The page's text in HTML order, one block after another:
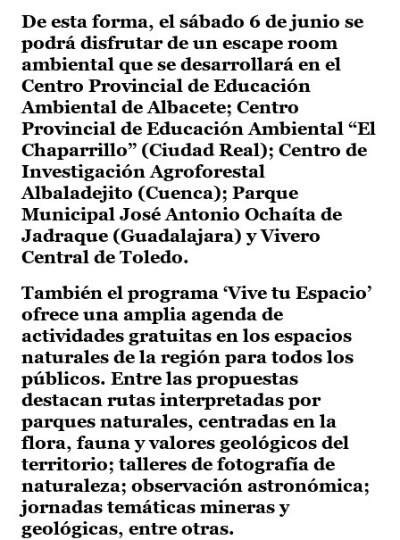
De esta forma, el sábado 6 de junio se
podrá disfrutar de un escape room
ambiental que se desarrollará en el
Centro Provincial de Educación
Ambiental de Albacete; Centro
Provincial de Educación Ambiental “El
Chaparrillo” (Ciudad Real); Centro de
Investigación Agroforestal
Albaladejito (Cuenca); Parque
Municipal José Antonio Ochaíta de
Jadraque (Guadalajara) y Vivero
Central de Toledo.
También el programa ‘Vive tu Espacio’
ofrece una amplia agenda de
actividades gratuitas en los espacios
naturales de la región para todos los
públicos. Entre las propuestas
destacan rutas interpretadas por
parques naturales, centradas en la
flora, fauna y valores geológicos del
territorio; talleres de fotografía de
naturaleza; observación astronómica;
jornadas temáticas mineras y
geológicas, entre otras.